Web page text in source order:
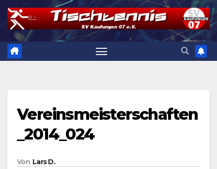
Vereinsmeisterschaften
_2014_024
Von Lars D.